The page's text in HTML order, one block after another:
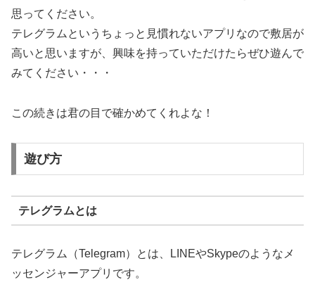
思ってください。
テレグラムというちょっと見慣れないアプリなので敷居が
高いと思いますが、興味を持っていただけたらぜひ遊んで
みてください・・・
この続きは君の目で確かめてくれよな！
遊び方
テレグラムとは
テレグラム（Telegram）とは、LINEやSkypeのようなメ
ッセンジャーアプリです。